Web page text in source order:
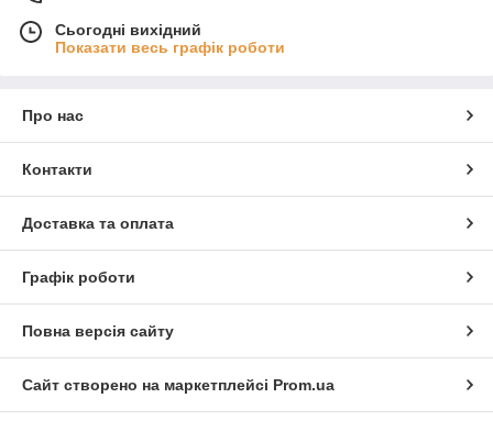
Сьогодні вихідний
Показати весь графік роботи
Про нас
Контакти
Доставка та оплата
Графік роботи
Повна версія сайту
Сайт створено на маркетплейсі Prom.ua